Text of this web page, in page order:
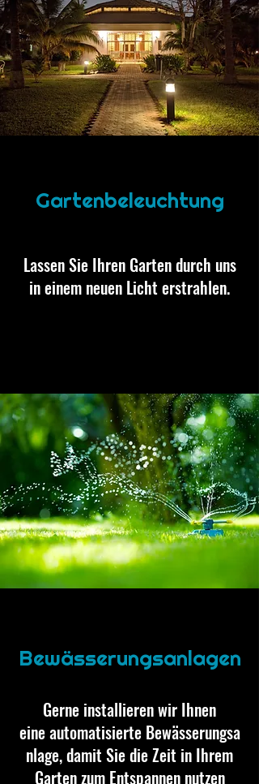
Gartenbeleuchtung
Lassen Sie Ihren Garten durch uns
in einem neuen Licht erstrahlen.
Bewässerungsanlagen
Gerne installieren wir Ihnen
eine automatisierte Bewässerungsa
nlage, damit Sie die Zeit in Ihrem
Garten zum Entspannen nutzen